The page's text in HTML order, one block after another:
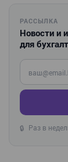
РАССЫЛКА
Новости и
для
Введите
🔒 Раз в